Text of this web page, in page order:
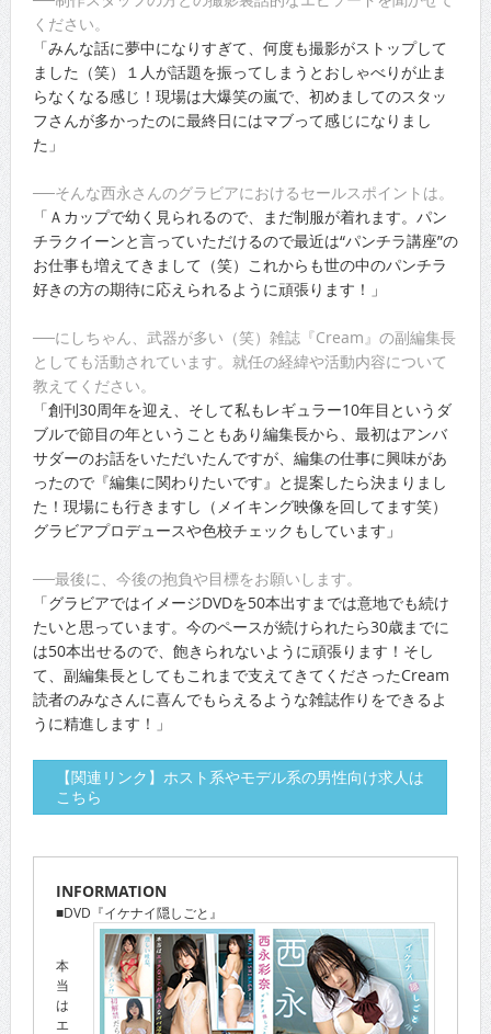
ください。
「みんな話に夢中になりすぎて、何度も撮影がストップして
ました（笑）１人が話題を振ってしまうとおしゃべりが止ま
らなくなる感じ！現場は大爆笑の嵐で、初めましてのスタッ
フさんが多かったのに最終日にはマブって感じになりまし
た」
──そんな西永さんのグラビアにおけるセールスポイントは。
「Ａカップで幼く見られるので、まだ制服が着れます。パン
チラクイーンと言っていただけるので最近は“パンチラ講座”の
お仕事も増えてきまして（笑）これからも世の中のパンチラ
好きの方の期待に応えられるように頑張ります！」
──にしちゃん、武器が多い（笑）雑誌『Cream』の副編集長
としても活動されています。就任の経緯や活動内容について
教えてください。
「創刊30周年を迎え、そして私もレギュラー10年目というダ
ブルで節目の年ということもあり編集長から、最初はアンバ
サダーのお話をいただいたんですが、編集の仕事に興味があ
ったので『編集に関わりたいです』と提案したら決まりまし
た！現場にも行きますし（メイキング映像を回してます笑）
グラビアプロデュースや色校チェックもしています」
──最後に、今後の抱負や目標をお願いします。
「グラビアではイメージDVDを50本出すまでは意地でも続け
たいと思っています。今のペースが続けられたら30歳までに
は50本出せるので、飽きられないように頑張ります！そし
て、副編集長としてもこれまで支えてきてくださったCream
読者のみなさんに喜んでもらえるような雑誌作りをできるよ
うに精進します！」
【関連リンク】ホスト系やモデル系の男性向け求人は
こちら
INFORMATION
■DVD『イケナイ隠しごと』
本
当
は
エ